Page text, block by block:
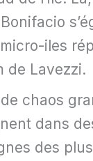
iles
de Lavezzi.
chaos
dans
des